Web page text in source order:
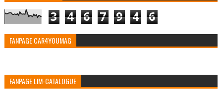
3 4 6 7 9 4 6
FANPAGE CAR4YOUMAG
FANPAGE LIM-CATALOGUE